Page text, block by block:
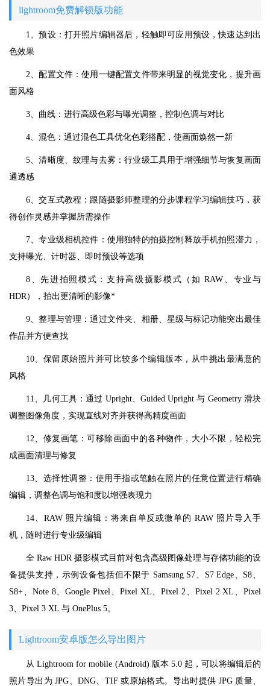
lightroom免费解锁版功能
1、预设：打开照片编辑器后，轻触即可应用预设，快速达到出
色效果
2、配置文件：使用一键配置文件带来明显的视觉变化，提升画
面风格
3、曲线：进行高级色彩与曝光调整，控制色调与对比
4、混色：通过混色工具优化色彩搭配，使画面焕然一新
5、清晰度、纹理与去雾：行业级工具用于增强细节与恢复画面
通透感
6、交互式教程：跟随摄影师整理的分步课程学习编辑技巧，获
得创作灵感并掌握所需操作
7、专业级相机控件：使用独特的拍摄控制释放手机拍照潜力，
支持曝光、计时器、即时预设等选项
8、先进拍照模式：支持高级摄影模式（如 RAW、专业与
HDR），拍出更清晰的影像*
9、整理与管理：通过文件夹、相册、星级与标记功能突出最佳
作品并方便查找
10、保留原始照片并可比较多个编辑版本，从中挑出最满意的
风格
11、几何工具：通过 Upright、Guided Upright 与 Geometry 滑块
调整图像角度，实现直线对齐并获得高精度画面
12、修复画笔：可移除画面中的各种物件，大小不限，轻松完
成画面清理与修复
13、选择性调整：使用手指或笔触在照片的任意位置进行精确
编辑，调整色调与饱和度以增强表现力
14、RAW 照片编辑：将来自单反或微单的 RAW 照片导入手
机，随时进行专业级编辑
全 Raw HDR 摄影模式目前对包含高级图像处理与存储功能的设
备提供支持，示例设备包括但不限于 Samsung S7、S7 Edge、S8、
S8+、Note 8、Google Pixel、Pixel XL、Pixel 2、Pixel 2 XL、Pixel
3、Pixel 3 XL 与 OnePlus 5。
Lightroom安卓版怎么导出图片
从 Lightroom for mobile (Android) 版本 5.0 起，可以将编辑后的
照片导出为 JPG、DNG、TIF 或原始格式。导出时提供 JPG 质量、